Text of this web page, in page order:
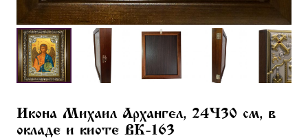
Икона Михаил Архангел, 24×30 см, в
окладе и киоте BK-163